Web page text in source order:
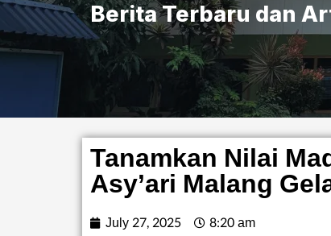
Berita Terbaru dan
Tanamkan Nilai
Asy’ari Malang
July 27, 2025 8:20 am